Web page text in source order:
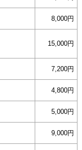
8,000円
15,000円
7,200円
4,800円
5,000円
9,000円